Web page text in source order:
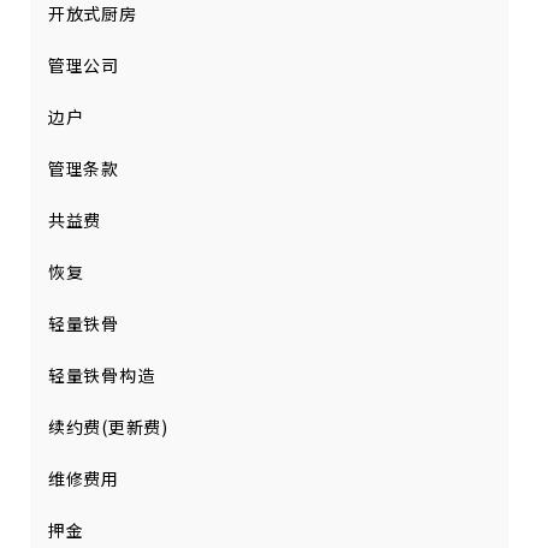
开放式厨房
管理公司
边户
管理条款
共益费
恢复
轻量铁骨
轻量铁骨构造
续约费(更新费)
维修费用
押金